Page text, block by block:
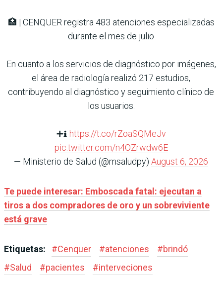
🏥 | CENQUER registra 483 atenciones especializadas
durante el mes de julio
En cuanto a los servicios de diagnóstico por imágenes,
el área de radiología realizó 217 estudios,
contribuyendo al diagnóstico y seguimiento clínico de
los usuarios.
➕ℹ️ https://t.co/rZoaSQMeJv
pic.twitter.com/n4OZrwdw6E
— Ministerio de Salud (@msaludpy) August 6, 2026
Te puede interesar: Emboscada fatal: ejecutan a
tiros a dos compradores de oro y un sobreviviente
está grave
Etiquetas: #Cenquer #atenciones #brindó
#Salud #pacientes #interveciones